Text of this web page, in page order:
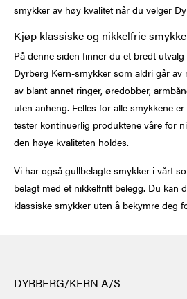
smykker av høy kvalitet når du velger
Kjøp klassiske og nikkelfrie
På denne siden finner du et bredt
Dyrberg Kern-smykker som aldri går av
av blant annet ringer, øredobber,
uten anheng. Felles for alle smykkene
tester kontinuerlig produktene våre for
den høye kvaliteten holdes.
Vi har også gullbelagte smykker i vårt
belagt med et nikkelfritt belegg. Du kan
klassiske smykker uten å bekymre deg
DYRBERG/KERN A/S